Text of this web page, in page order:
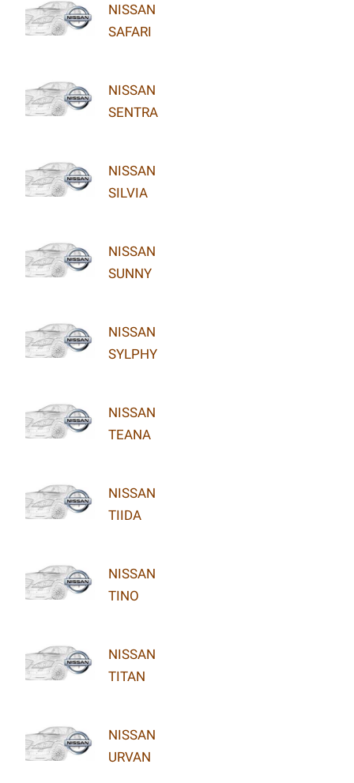
NISSAN
SAFARI
NISSAN
SENTRA
NISSAN
SILVIA
NISSAN
SUNNY
NISSAN
SYLPHY
NISSAN
TEANA
NISSAN
TIIDA
NISSAN
TINO
NISSAN
TITAN
NISSAN
URVAN